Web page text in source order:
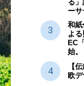
る
ー
和
よ
EC
始。
【
欧デ